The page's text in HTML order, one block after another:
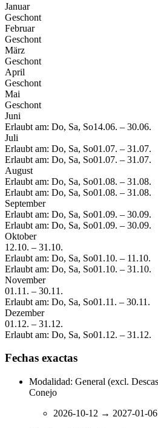
Januar
Geschont
Februar
Geschont
März
Geschont
April
Geschont
Mai
Geschont
Juni
Erlaubt am: Do, Sa, So14.06. – 30.06.
Juli
Erlaubt am: Do, Sa, So01.07. – 31.07.
Erlaubt am: Do, Sa, So01.07. – 31.07.
August
Erlaubt am: Do, Sa, So01.08. – 31.08.
Erlaubt am: Do, Sa, So01.08. – 31.08.
September
Erlaubt am: Do, Sa, So01.09. – 30.09.
Erlaubt am: Do, Sa, So01.09. – 30.09.
Oktober
12.10. – 31.10.
Erlaubt am: Do, Sa, So01.10. – 11.10.
Erlaubt am: Do, Sa, So01.10. – 31.10.
November
01.11. – 30.11.
Erlaubt am: Do, Sa, So01.11. – 30.11.
Dezember
01.12. – 31.12.
Erlaubt am: Do, Sa, So01.12. – 31.12.
Fechas exactas
Modalidad: General (excl.
Conejo
2026-10-12 → 2027-01-06